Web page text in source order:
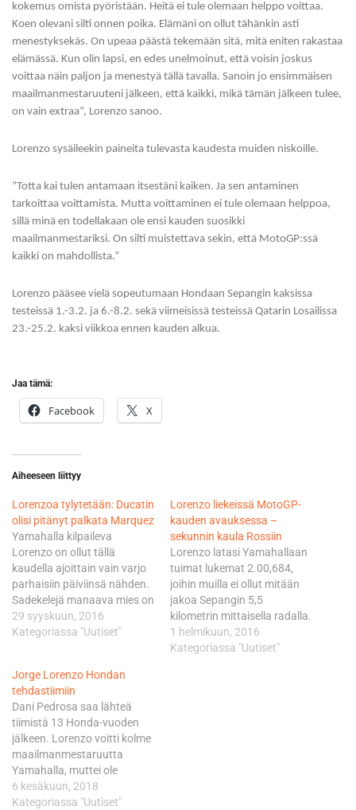
kokemus omista pyöristään. Heitä ei tule olemaan helppo voittaa.
Koen olevani silti onnen poika. Elämäni on ollut tähänkin asti
menestyksekäs. On upeaa päästä tekemään sitä, mitä eniten rakastaa
elämässä. Kun olin lapsi, en edes unelmoinut, että voisin joskus
voittaa näin paljon ja menestyä tällä tavalla. Sanoin jo ensimmäisen
maailmanmestaruuteni jälkeen, että kaikki, mikä tämän jälkeen tulee,
on vain extraa”, Lorenzo sanoo.
Lorenzo sysäileekin paineita tulevasta kaudesta muiden niskoille.
”Totta kai tulen antamaan itsestäni kaiken. Ja sen antaminen
tarkoittaa voittamista. Mutta voittaminen ei tule olemaan helppoa,
sillä minä en todellakaan ole ensi kauden suosikki
maailmanmestariksi. On silti muistettava sekin, että MotoGP:ssä
kaikki on mahdollista.”
Lorenzo pääsee vielä sopeutumaan Hondaan Sepangin kaksissa
testeissä 1.-3.2. ja 6.-8.2. sekä viimeisissä testeissä Qatarin Losailissa
23.-25.2. kaksi viikkoa ennen kauden alkua.
Jaa tämä:
Facebook X
Aiheeseen liittyy
Lorenzoa tylytetään: Ducatin
olisi pitänyt palkata Marquez
Yamahalla kilpaileva
Lorenzo on ollut tällä
kaudella ajoittain vain varjo
parhaisiin päiviinsä nähden.
Sadekelejä manaava mies on
pisteissä toki kolmantena,
mutta jo hyvissä ajoin kävi
Hondan LCR-tiimissä
puolestaan säväyttänyt
Crutchlow ei povaa
Lorenzolle välttämättä
kovinkaan ruusuista
tulevaisuutta Ducatilla.
Crutchlow lukeutuu
Valentino Rossin ja…
29 syyskuun, 2016
Kategoriassa "Uutiset"
Lorenzo liekeissä MotoGP-
kauden avauksessa –
sekunnin kaula Rossiin
Lorenzo latasi Yamahallaan
tuimat lukemat 2.00,684,
joihin muilla ei ollut mitään
jakoa Sepangin 5,5
kilometrin mittaisella radalla.
Virallinen rataennätys
2.00,606 on sekin Lorenzon
1 helmikuun, 2016
Kategoriassa "Uutiset"
Jorge Lorenzo Hondan
tehdastiimiin
Dani Pedrosa saa lähteä
tiimistä 13 Honda-vuoden
jälkeen. Lorenzo voitti kolme
maailmanmestaruutta
Yamahalla, muttei ole
sopeutunut Ducatin
pyörään, tosin viime
6 kesäkuun, 2018
Kategoriassa "Uutiset"